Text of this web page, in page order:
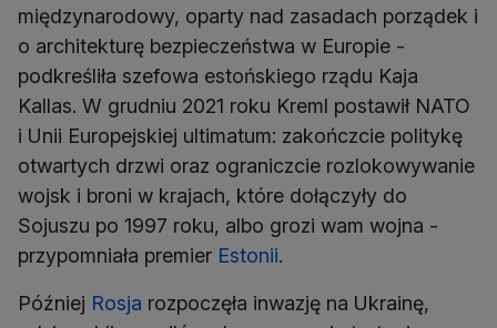
międzynarodowy, oparty nad zasadach porządek i
o architekturę bezpieczeństwa w Europie -
podkreśliła szefowa estońskiego rządu Kaja
Kallas. W grudniu 2021 roku Kreml postawił NATO
i Unii Europejskiej ultimatum: zakończcie politykę
otwartych drzwi oraz ograniczcie rozlokowywanie
wojsk i broni w krajach, które dołączyły do
Sojuszu po 1997 roku, albo grozi wam wojna -
przypomniała premier Estonii.
Później Rosja rozpoczęła inwazję na Ukrainę,